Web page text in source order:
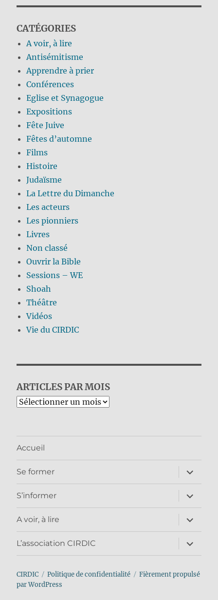
CATÉGORIES
A voir, à lire
Antisémitisme
Apprendre à prier
Conférences
Eglise et Synagogue
Expositions
Fête Juive
Fêtes d’automne
Films
Histoire
Judaïsme
La Lettre du Dimanche
Les acteurs
Les pionniers
Livres
Non classé
Ouvrir la Bible
Sessions – WE
Shoah
Théâtre
Vidéos
Vie du CIRDIC
ARTICLES PAR MOIS
Archives
Accueil
Se former
ouvrir
le
sous-
menu
S’informer
ouvrir
le
sous-
menu
A voir, à lire
ouvrir
le
sous-
menu
L’association CIRDIC
ouvrir
le
sous-
CIRDIC Politique de confidentialité
Fièrement propulsé
par WordPress